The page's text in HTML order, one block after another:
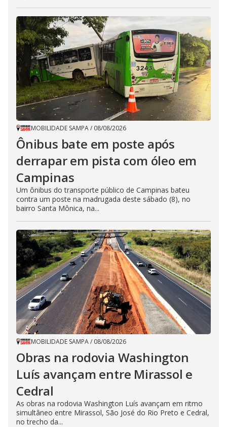
MOBILIDADE SAMPA/ 08/08/2026
Ônibus bate em poste após
derrapar em pista com óleo em
Campinas
Um ônibus do transporte público de Campinas bateu
contra um poste na madrugada deste sábado (8), no
bairro Santa Mônica, na...
MOBILIDADE SAMPA/ 08/08/2026
Obras na rodovia Washington
Luís avançam entre Mirassol e
Cedral
As obras na rodovia Washington Luís avançam em ritmo
simultâneo entre Mirassol, São José do Rio Preto e Cedral,
no trecho da...